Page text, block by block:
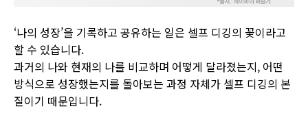
‘나의 성장’을 기록하고 공유하는 일은 셀프 디깅의 꽃이라고
할 수 있습니다.
과거의 나와 현재의 나를 비교하며 어떻게 달라졌는지, 어떤
방식으로 성장했는지를 돌아보는 과정 자체가 셀프 디깅의 본
질이기 때문입니다.